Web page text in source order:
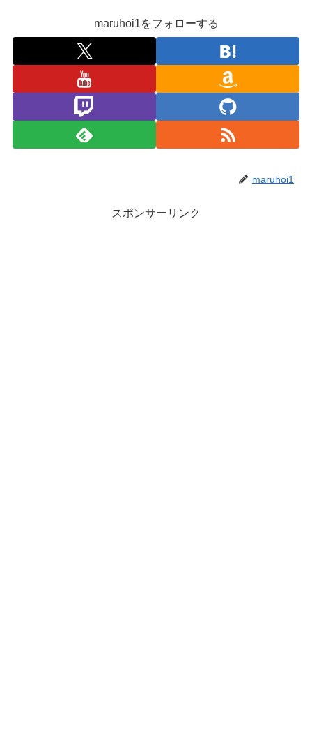
maruhoi1をフォローする
maruhoi1
スポンサーリンク